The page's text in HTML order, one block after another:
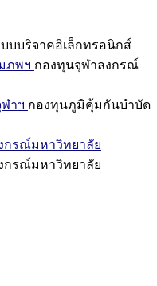
บบบริจาคอิเล็กทรอนิกส์
ภพฯ กองทุนจุฬาลงกรณ์
าฯ กองทุนภูมิคุ้มกันบำบัด
กรณ์มหาวิทยาลัย
กรณ์มหาวิทยาลัย